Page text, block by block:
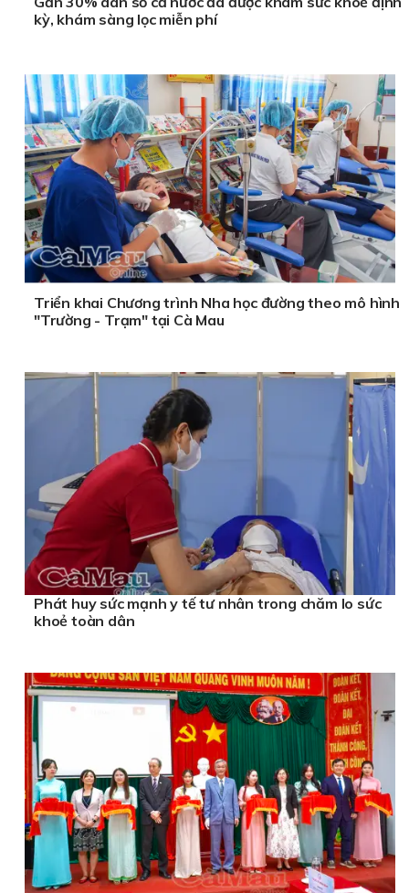
kỳ, khám sàng lọc miễn phí
Triển khai Chương trình Nha học đường theo mô hình
"Trường - Trạm" tại Cà Mau
Phát huy sức mạnh y tế tư nhân trong chăm lo sức
khoẻ toàn dân